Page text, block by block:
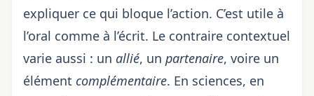
expliquer ce qui bloque l’action. C’est utile à
l’oral comme à l’écrit. Le contraire contextuel
varie aussi : un allié, un partenaire, voire un
élément complémentaire. En sciences, en